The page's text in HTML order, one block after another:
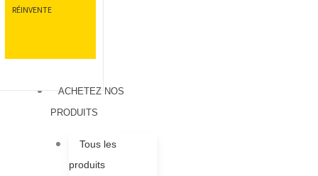
RÉINVENTE
ACHETEZ NOS
PRODUITS
Tous les
produits